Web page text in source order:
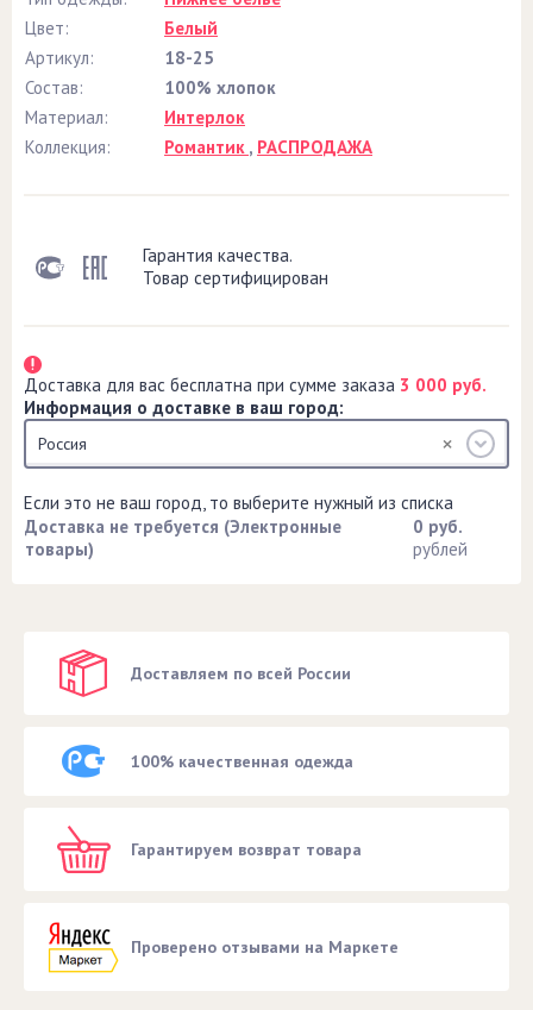
Цвет:
Белый
Артикул:
18-25
Состав:
100% хлопок
Материал:
Интерлок
Коллекция:
Романтик , РАСПРОДАЖА
Гарантия качества.
Товар сертифицирован
Доставка для вас бесплатна при сумме заказа 3 000 руб.
Информация о доставке в ваш город:
Россия
Если это не ваш город, то выберите нужный из списка
Доставка не требуется (Электронные
товары)
0 руб.
рублей
Доставляем по всей России
100% качественная одежда
Гарантируем возврат товара
Проверено отзывами на Маркете